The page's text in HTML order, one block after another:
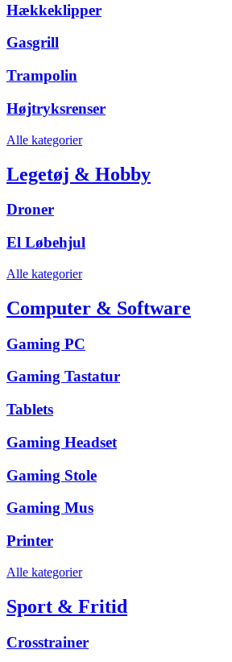
Hækkeklipper
Gasgrill
Trampolin
Højtryksrenser
Alle kategorier
Legetøj & Hobby
Droner
El Løbehjul
Alle kategorier
Computer & Software
Gaming PC
Gaming Tastatur
Tablets
Gaming Headset
Gaming Stole
Gaming Mus
Printer
Alle kategorier
Sport & Fritid
Crosstrainer